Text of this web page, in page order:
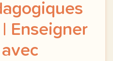
Enseigner